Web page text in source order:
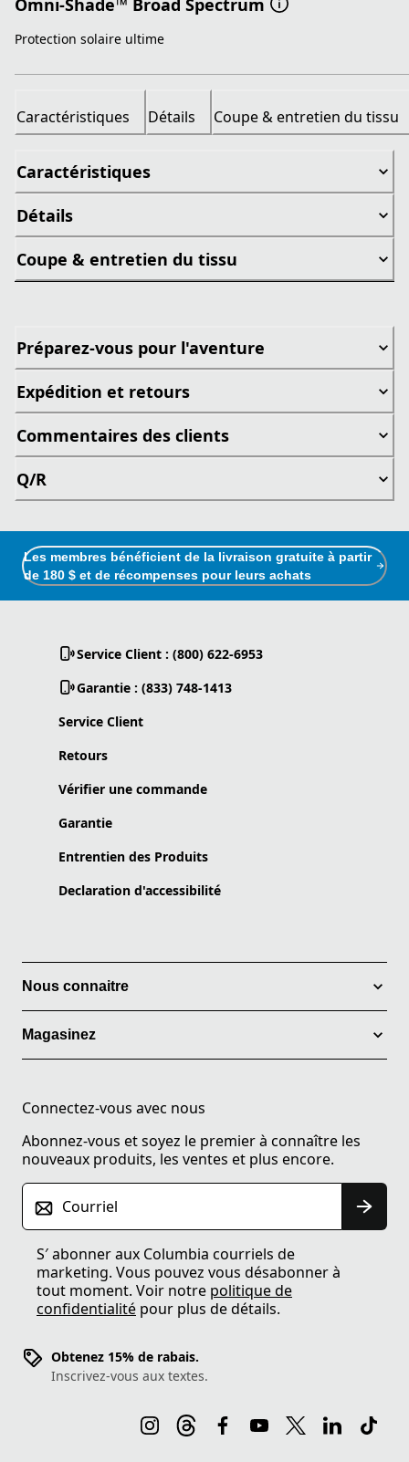
Protection solaire ultime
Caractéristiques Détails Coupe & entretien du tissu
Caractéristiques
Détails
Coupe & entretien du tissu
Préparez-vous pour l'aventure
Expédition et retours
Commentaires des clients
Q/R
Les membres bénéficient de la livraison gratuite à partir
de 180 $ et de récompenses pour leurs achats
Service Client : (800) 622-6953
Garantie : (833) 748-1413
Service Client
Retours
Vérifier une commande
Garantie
Entrentien des Produits
Declaration d'accessibilité
Nous connaitre
Magasinez
Connectez-vous avec nous
Abonnez-vous et soyez le premier à connaître les
nouveaux produits, les ventes et plus encore.
Courriel
S′ abonner aux Columbia courriels de
marketing. Vous pouvez vous désabonner à
tout moment. Voir notre politique de
confidentialité pour plus de détails.
Obtenez 15% de rabais.
Inscrivez-vous aux textes.